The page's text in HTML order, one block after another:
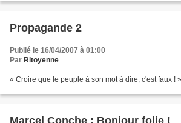
Propagande 2
Publié le 16/04/2007 à 01:00
Par Ritoyenne
« Croire que le peuple à son mot à dire, c'est faux !
Marcel Conche : Bonjour folie !